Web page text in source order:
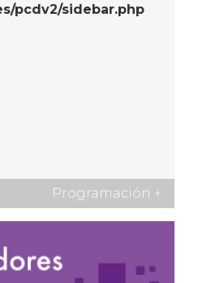
pcdv2/sidebar.php
Programación +